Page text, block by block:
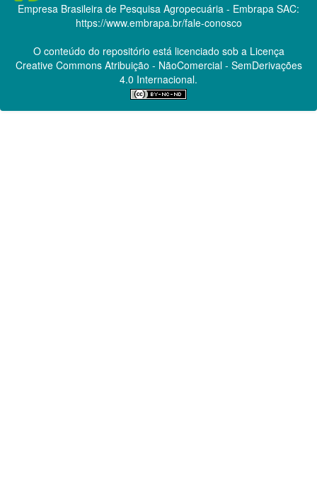
Empresa Brasileira de Pesquisa Agropecuária - Embrapa SAC:
https://www.embrapa.br/fale-conosco
O conteúdo do repositório está licenciado sob a Licença
Creative CommonsAtribuição - NãoComercial - SemDerivações
4.0 Internacional.